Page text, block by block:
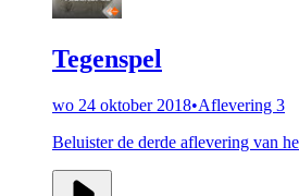
Tegenspel
wo 24 oktober 2018•Aflevering 3
Beluister de derde aflevering van